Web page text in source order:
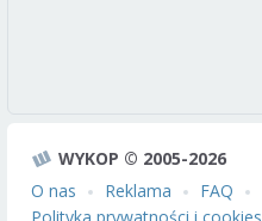
WYKOP © 2005-2026
O nas
Reklama FAQ